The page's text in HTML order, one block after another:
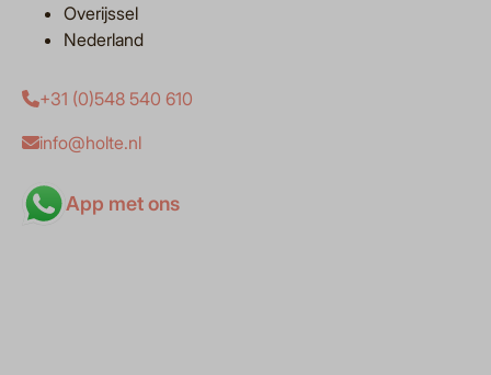
Overijssel
Nederland
+31 (0)548 540 610
info@holte.nl
App met ons